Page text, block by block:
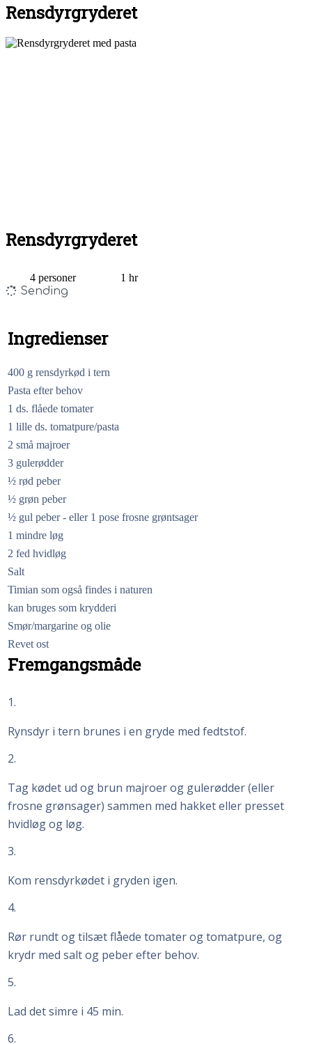
Rensdyrgryderet
Rensdyrgryderet
4 personer 1 hr
Sending
Ingredienser
400 g rensdyrkød i tern
Pasta efter behov
1 ds. flåede tomater
1 lille ds. tomatpure/pasta
2 små majroer
3 gulerødder
½ rød peber
½ grøn peber
½ gul peber - eller 1 pose frosne grøntsager
1 mindre løg
2 fed hvidløg
Salt
Timian som også findes i naturen
kan bruges som krydderi
Smør/margarine og olie
Revet ost
Fremgangsmåde
1
Rynsdyr i tern brunes i en gryde med fedtstof.
2
Tag kødet ud og brun majroer og gulerødder (eller
frosne grønsager) sammen med hakket eller presset
hvidløg og løg.
3
Kom rensdyrkødet i gryden igen.
4
Rør rundt og tilsæt flåede tomater og tomatpure, og
krydr med salt og peber efter behov.
5
Lad det simre i 45 min.
6